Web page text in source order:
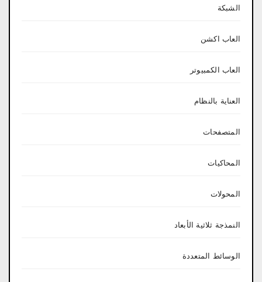
الشبكة
العاب اكشن
العاب الكمبيوتر
العناية بالنظام
المتصفحات
المحاكيات
المحولات
النمذجة ثلاثية الأبعاد
الوسائط المتعددة